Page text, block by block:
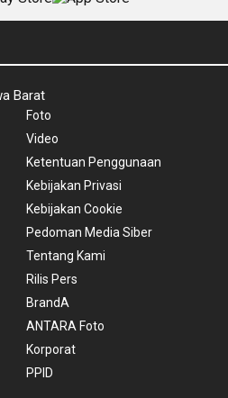
Barat
Foto
Video
Ketentuan Penggunaan
Kebijakan Privasi
Kebijakan Cookie
Pedoman Media Siber
Tentang Kami
Rilis Pers
BrandA
ANTARA Foto
Korporat
PPID